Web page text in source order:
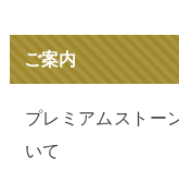
ご案内
プレミアムストー
いて